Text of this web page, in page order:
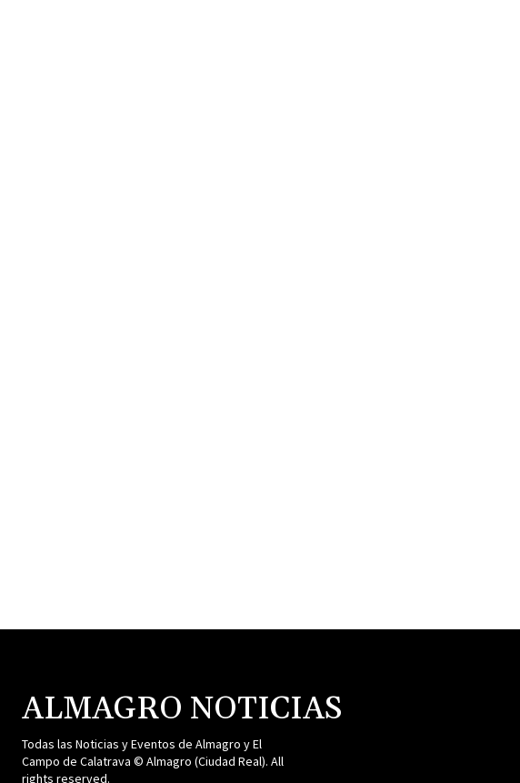
ALMAGRO NOTICIAS
Todas las Noticias y Eventos de Almagro y El
Campo de Calatrava © Almagro (Ciudad Real). All
rights reserved.